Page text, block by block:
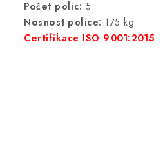
Počet polic: 5
Nosnost police: 175 kg
Certifikace ISO 9001:2015